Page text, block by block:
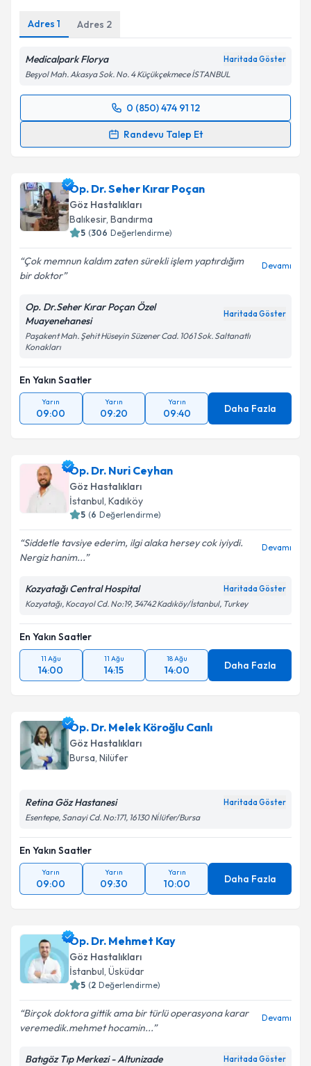
Adres 1 Adres 2
Medicalpark Florya Haritada Göster
Beşyol Mah. Akasya Sok. No. 4 Küçükçekmece İSTANBUL
0 (850) 474 91 12
Randevu Talep Et
Randevu Takvimi Talebi
için bir takvim hazırlandığında e-posta ile
bilgilendireceğiz.
E-posta Adresiniz
Kişisel verilerimin işlenmesine ilişkin
Metni'ni okudum ve kişisel verilerimin belirtilen
kapsamda işlenmesini kabul ediyorum.
Takvim Talebini Gönder
Op. Dr. Seher Kırar Poçan
Göz Hastalıkları
Balıkesir, Bandırma
5 (306 Değerlendirme)
Çok memnun kaldım zaten sürekli işlem yaptırdığım
bir doktor
Devamı
Op. Dr.Seher Kırar Poçan Özel
Muayenehanesi
Haritada Göster
Paşakent Mah. Şehit Hüseyin Süzener Cad. 1061 Sok. Saltanatlı
Konakları
En Yakın Saatler
Yarın
09:00
Yarın
09:20
Yarın
09:40 Daha Fazla
Op. Dr. Nuri Ceyhan
Göz Hastalıkları
İstanbul, Kadıköy
5 (6 Değerlendirme)
Siddetle tavsiye ederim, ilgi alaka hersey cok iyiydi.
Nergiz hanim...
Devamı
Kozyatağı Central Hospital Haritada Göster
Kozyatağı, Kocayol Cd. No:19, 34742 Kadıköy/İstanbul, Turkey
En Yakın Saatler
11 Ağu
14:00
11 Ağu
14:15
18 Ağu
14:00 Daha Fazla
Op. Dr. Melek Köroğlu Canlı
Göz Hastalıkları
Bursa, Nilüfer
Retina Göz Hastanesi Haritada Göster
Esentepe, Sanayi Cd. No:171, 16130 Ni̇lüfer/Bursa
En Yakın Saatler
Yarın
09:00
Yarın
09:30
Yarın
10:00 Daha Fazla
Op. Dr. Mehmet Kay
Göz Hastalıkları
İstanbul, Üsküdar
5 (2 Değerlendirme)
Birçok doktora gittik ama bir türlü operasyona karar
veremedik.mehmet hocamin...
Devamı
Batıgöz Tıp Merkezi - Altunizade Haritada Göster